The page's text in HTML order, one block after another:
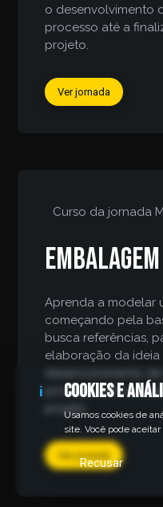
o desenvolvimento
processo até a
projeto.
Ver jornada
Curso da jornada
Aprenda a modelar
começando pela
busca referências,
elaboração da
desenvolvimento
processo até a
projeto.
Ver jornada
i Cookies e
Usamos cookies de
site. Você pode
Recusar